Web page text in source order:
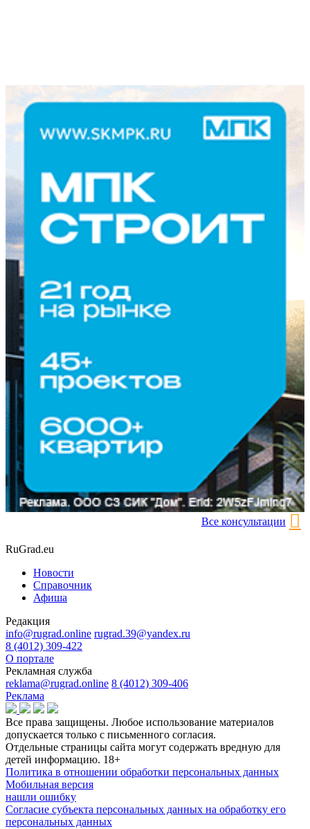
Все консультации
RuGrad.eu
Новости
Справочник
Афиша
Редакция
info@rugrad.online rugrad.39@yandex.ru
8 (4012) 309-422
О портале
Рекламная служба
reklama@rugrad.online 8 (4012) 309-406
Реклама
Все права защищены. Любое использование материалов
допускается только с письменного согласия.
Отдельные страницы сайта могут содержать вредную для
детей информацию. 18+
Политика в отношении обработки персональных данных
Мобильная версия
нашли ошибку
Согласие субъекта персональных данных на обработку его
персональных данных